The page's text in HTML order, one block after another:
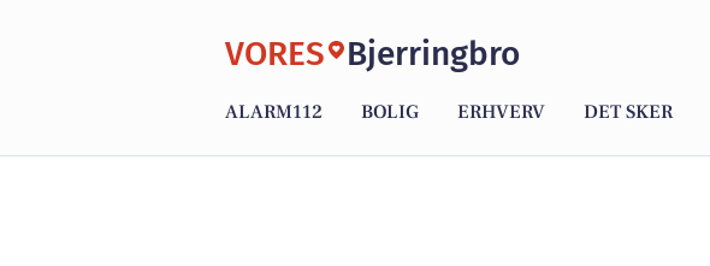
VORES Bjerringbro
ALARM112 BOLIG ERHVERV DET SKER